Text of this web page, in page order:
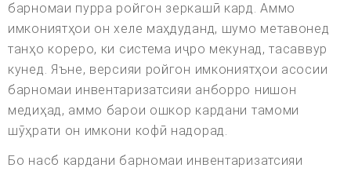
барномаи пурра ройгон зеркашӣ кард. Аммо
имкониятҳои он хеле маҳдуданд, шумо метавонед
танҳо кореро, ки система иҷро мекунад, тасаввур
кунед. Яъне, версияи ройгон имкониятҳои асосии
барномаи инвентаризатсияи анборро нишон
медиҳад, аммо барои ошкор кардани тамоми
шӯҳрати он имкони кофӣ надорад.
Бо насб кардани барномаи инвентаризатсияи